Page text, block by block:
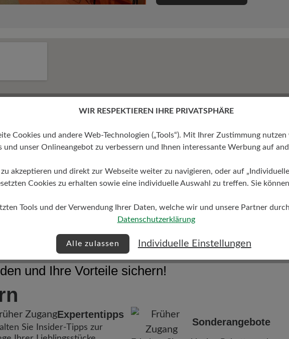
und Ihre Vorteile sichern!
Expertentipps
Sie Insider-Tipps zur
Sonderangebote
WIR RESPEKTIEREN IHRE PRIVATSPHÄRE
Cookies und andere Web-Technologien („Tools“). Mit Ihrer Zustimmung
und unser Onlineangebot zu verbessern und Ihnen interessante Werbung auf
akzeptieren und direkt zur Webseite weiter zu navigieren, oder auf
Cookies zu erhalten sowie eine individuelle Auswahl zu treffen. Sie
Tools und der Verwendung Ihrer Daten, welche wir und unsere Partner
Datenschutzerklärung
Alle zulassen Individuelle Einstellungen